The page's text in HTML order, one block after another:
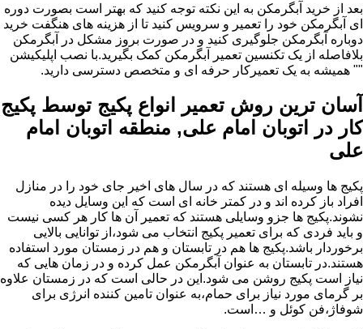
بعد از خرید آبگرمکن به این نکته توجه کنید که بهتر است بصورت دوره
ای آبگرمکن خود را تعمیر و سرویس کنید تا از هزینه های هنگفت خرید
دوباره آبگرمکن جلوگیری کنید و در صورت بروز مشکل در آبگرمکن
بلافاصله از یک تکنسین تعمیر آبگرمکن کمک بگیرید.با نصب اپلیکیشن
"" همیشه به یک تعمیرکار حرفه ای و متخصص دسترسی دارید.
آسان ترین روش تعمیر انواع پکیج توسط پکیج
کار در اتوبان امام علی, منطقه اتوبان امام
علی
پکیج ها وسیله ای هستند که در سال های اخیر جای خود را در منازل
افراد باز کرده اند و در کمتر خانه ای است که این وسایل دیده
نشوند.پکیج ها جزو وسایلی هستند که تعمیر آن ها کار هر کسی نیست
و باید فردی که برای تعمیر پکیج انتخاب می شود،از توانایی بالایی
برخوردار باشد.پکیج ها هم در تابستان و هم در زمستان مورد استفاده
هستند.در تابستان به عنوان آبگرمکن عمل کرده و در زمان هایی که
نیاز است پکیج روشن می شود.این در حالی است که در زمستان علاوه
بر گرمای مورد نیاز برای حمام،به عنوان تامین کننده انرژی برای
شوفاژ،فن کوئل و …است.